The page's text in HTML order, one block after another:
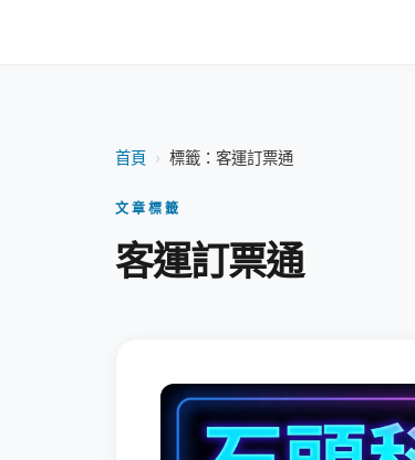
首頁 › 標籤：客運訂票通
文章標籤
客運訂票通